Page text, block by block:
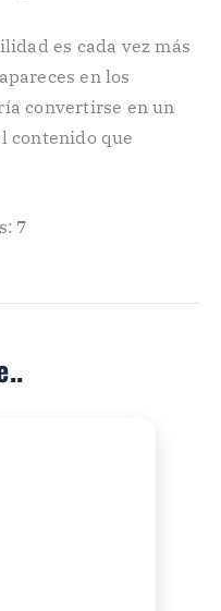
es cada vez más
en los
convertirse en un
contenido que
7